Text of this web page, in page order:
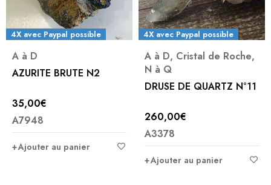
4X avec Paypal possible
A à D
AZURITE BRUTE N2
35,00€
A7948
Ajouter au panier
4X avec Paypal possible
A à D, Cristal de Roche,
N à Q
DRUSE DE QUARTZ N°11
260,00€
A3378
Ajouter au panier